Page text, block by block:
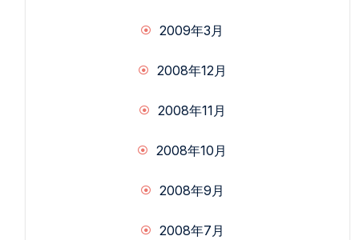
2009年3月
2008年12月
2008年11月
2008年10月
2008年9月
2008年7月